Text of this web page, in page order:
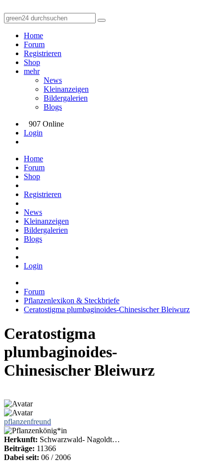
Home
Forum
Registrieren
Shop
mehr
News
Kleinanzeigen
Bildergalerien
Blogs
907 Online
Login
Home
Forum
Shop
Registrieren
News
Kleinanzeigen
Bildergalerien
Blogs
Login
Forum
Pflanzenlexikon & Steckbriefe
Ceratostigma plumbaginoides-Chinesischer Bleiwurz
Ceratostigma
plumbaginoides-
Chinesischer Bleiwurz
pflanzenfreund
Herkunft: Schwarzwald- Nagoldt…
Beiträge: 11366
Dabei seit: 06 / 2006